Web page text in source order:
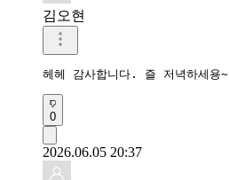
김오현
헤헤 감사합니다. 즐 저녁하세용~
0
2026.06.05 20:37